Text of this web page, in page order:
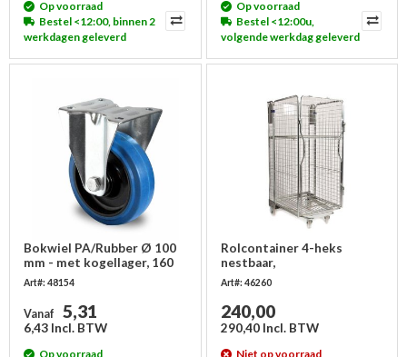
Op voorraad
Bestel <12:00, binnen 2
werkdagen geleverd
Op voorraad
Bestel <12:00u,
volgende werkdag geleverd
Bokwiel PA/Rubber Ø 100
mm - met kogellager, 160
kg
Art#: 48154
Vanaf 5,31
6,43 Incl. BTW
Op voorraad
Rolcontainer 4-heks
nestbaar,
860x737x1676mm
Art#: 46260
240,00
290,40 Incl. BTW
Niet op voorraad